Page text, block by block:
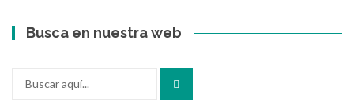
Busca en nuestra web